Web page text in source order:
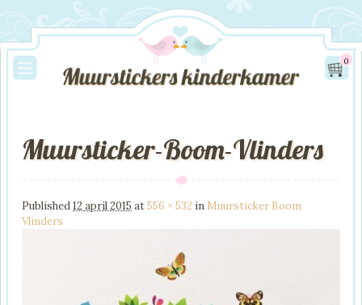
0
Image navigation
Muursticker-Boom-Vlinders
Published12 april 2015 at556 × 532 in Muursticker Boom
Vlinders